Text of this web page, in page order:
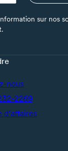
sur
nous
2269
d’affaires